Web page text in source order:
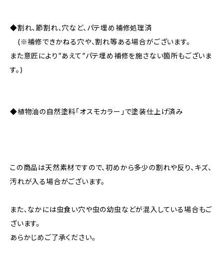
◆割れ、節割れ、穴など、パテ埋め補修処理済
(※補修できかねる穴や、割れ等ある場合がございます。
また意匠により”あえて”パテ埋め補修を施さない箇所もございま
す。)
◆植物油の自然塗料「オスモカラー」で塗装仕上げ済み
この商品は天然素材ですので、初めから多少の割れや反り、キズ、
汚れが入る場合がございます。
また、なかには虫食い穴や虫の幼虫などが混入している場合もご
ざいます。
あらかじめご了承ください。